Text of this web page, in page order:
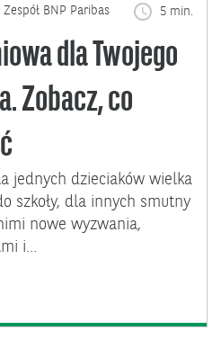
Zespół BNP Paribas 5 min.
dla Twojego
Zobacz, co
jednych dzieciaków wielka
szkoły, dla innych smutny
nowe wyzwania,
i…